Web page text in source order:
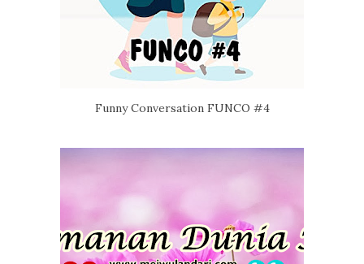
Funny Conversation FUNCO #4